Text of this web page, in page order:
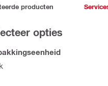
producten
opties